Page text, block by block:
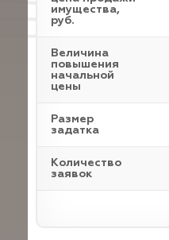
имущества,
руб.
Величина
повышения
начальной
цены
Размер
задатка
Количество
заявок